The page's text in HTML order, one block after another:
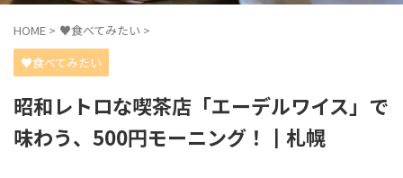
HOME > ♥食べてみたい >
♥食べてみたい
昭和レトロな喫茶店「エーデルワイス」で
味わう、500円モーニング！┃札幌